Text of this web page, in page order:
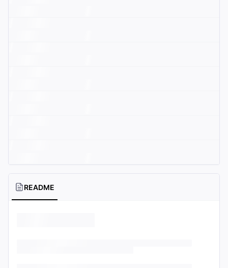
README